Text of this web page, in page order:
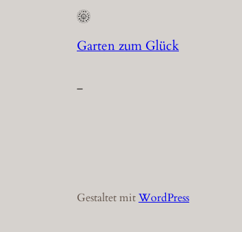
Garten zum Glück
–
Gestaltet mitWordPress